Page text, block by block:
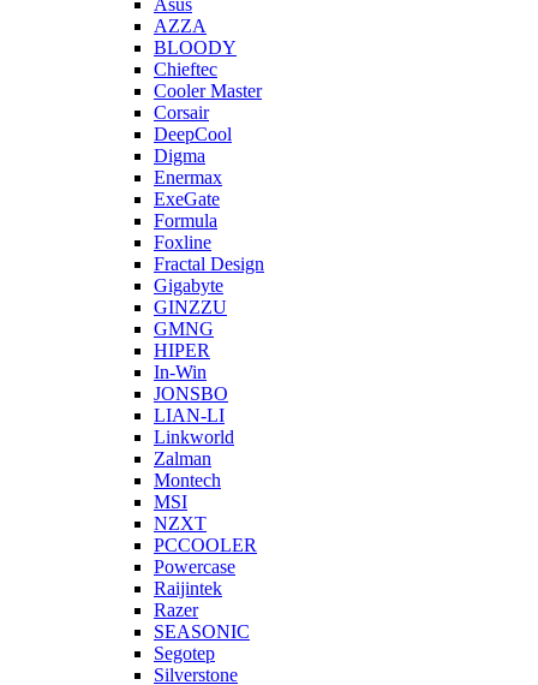
Asus
AZZA
BLOODY
Chieftec
Cooler Master
Corsair
DeepCool
Digma
Enermax
ExeGate
Formula
Foxline
Fractal Design
Gigabyte
GINZZU
GMNG
HIPER
In-Win
JONSBO
LIAN-LI
Linkworld
Zalman
Montech
MSI
NZXT
PCCOOLER
Powercase
Raijintek
Razer
SEASONIC
Segotep
Silverstone